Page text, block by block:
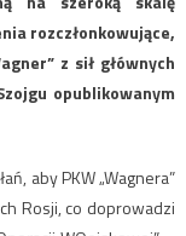
rozczłonkowujące,
z sił głównych
opublikowanym
aby PKW „Wagnera”
Rosji, co doprowadzi